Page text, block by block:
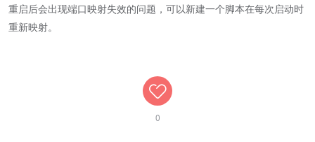
重启后会出现端口映射失效的问题，可以新建一个脚本在每次启动时
重新映射。
0